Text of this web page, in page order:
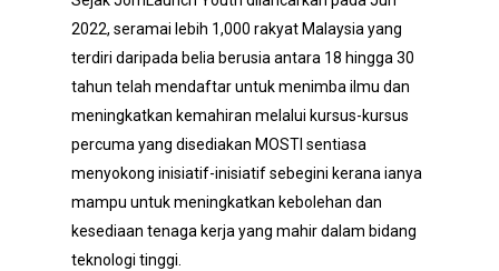
2022, seramai lebih 1,000 rakyat Malaysia yang
terdiri daripada belia berusia antara 18 hingga 30
tahun telah mendaftar untuk menimba ilmu dan
meningkatkan kemahiran melalui kursus-kursus
percuma yang disediakan MOSTI sentiasa
menyokong inisiatif-inisiatif sebegini kerana ianya
mampu untuk meningkatkan kebolehan dan
kesediaan tenaga kerja yang mahir dalam bidang
teknologi tinggi.